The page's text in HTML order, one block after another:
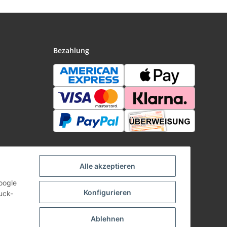
Alle akzeptieren
Konfigurieren
Ablehnen
Bezahlung